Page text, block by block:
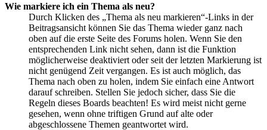
Wie markiere ich ein Thema als neu?
Durch Klicken des „Thema als neu markieren“-Links in der
Beitragsansicht können Sie das Thema wieder ganz nach
oben auf die erste Seite des Forums holen. Wenn Sie den
entsprechenden Link nicht sehen, dann ist die Funktion
möglicherweise deaktiviert oder seit der letzten Markierung ist
nicht genügend Zeit vergangen. Es ist auch möglich, das
Thema nach oben zu holen, indem Sie einfach eine Antwort
darauf schreiben. Stellen Sie jedoch sicher, dass Sie die
Regeln dieses Boards beachten! Es wird meist nicht gerne
gesehen, wenn ohne triftigen Grund auf alte oder
abgeschlossene Themen geantwortet wird.